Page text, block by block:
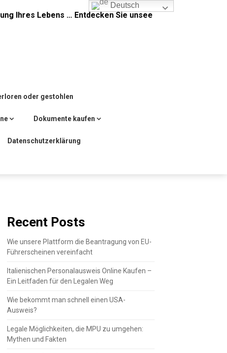
Ihres Lebens … Entdecken Sie unsee
oder gestohlen
Dokumente kaufen
Datenschutzerklärung
Recent Posts
Wie unsere Plattform die Beantragung von EU-
Führerscheinen vereinfacht
Italienischen Personalausweis Online Kaufen –
Ein Leitfaden für den Legalen Weg
Wie bekommt man schnell einen USA-
Ausweis?
Legale Möglichkeiten, die MPU zu umgehen:
Mythen und Fakten
Deutsch